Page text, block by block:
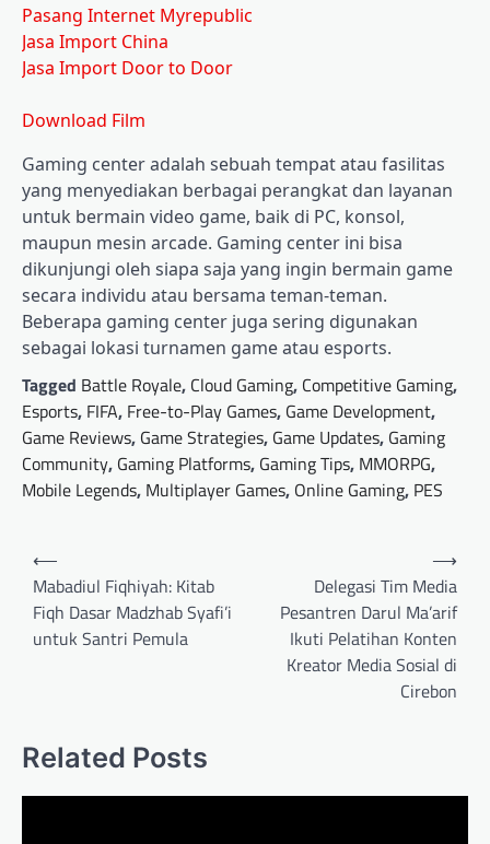
Pasang Internet Myrepublic
Jasa Import China
Jasa Import Door to Door
Download Film
Gaming center adalah sebuah tempat atau fasilitas
yang menyediakan berbagai perangkat dan layanan
untuk bermain video game, baik di PC, konsol,
maupun mesin arcade. Gaming center ini bisa
dikunjungi oleh siapa saja yang ingin bermain game
secara individu atau bersama teman-teman.
Beberapa gaming center juga sering digunakan
sebagai lokasi turnamen game atau esports.
Tagged Battle Royale, Cloud Gaming, Competitive Gaming,
Esports, FIFA, Free-to-Play Games, Game Development,
Game Reviews, Game Strategies, Game Updates, Gaming
Community, Gaming Platforms, Gaming Tips, MMORPG,
Mobile Legends, Multiplayer Games, Online Gaming, PES
Post
navigation
⟵
Mabadiul Fiqhiyah: Kitab
Fiqh Dasar Madzhab Syafi’i
untuk Santri Pemula
Delegasi Tim Media
Pesantren Darul Ma’arif
Ikuti Pelatihan Konten
Kreator Media Sosial di
Cirebon
⟶
Related Posts